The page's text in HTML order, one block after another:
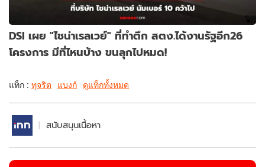
DSI เผย "ไชน่าเรลเวย์" ที่ทำตึก สตง.ได้งานรัฐอีก26
โครงการ มีที่ไหนบ้าง ขนลุกไปหมด!
แท็ก : ทุจริต แบงก์ ดูแท็กทั้งหมด
สนับสนุนเนื้อหา